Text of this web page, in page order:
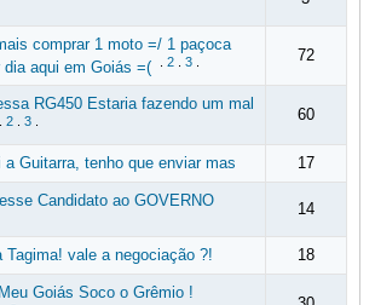
comprar 1 moto =/ 1 paçoca
dia aqui em Goiás =(
2. 3. 72
RG450 Estaria fazendo um mal
2. 3. 60
a Guitarra, tenho que enviar mas 17
Candidato ao GOVERNO
14
Tagima! vale a negociação ?! 18
Goiás Soco o Grêmio !